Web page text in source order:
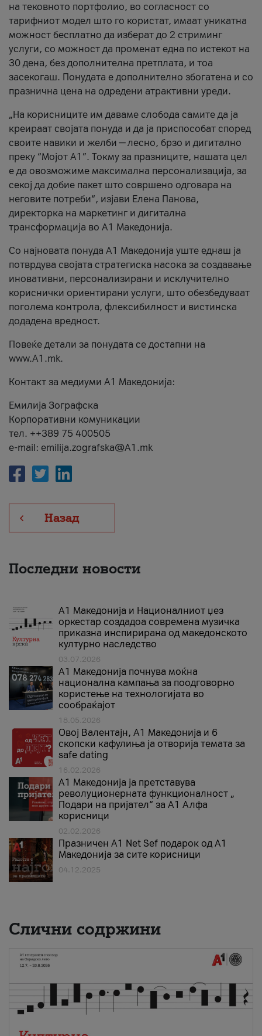
на тековното портфолио, во согласност со
тарифниот модел што го користат, имаат уникатна
можност бесплатно да изберат до 2 стриминг
услуги, со можност да променат една по истекот на
30 дена, без дополнителна претплата, и тоа
засекогаш. Понудата е дополнително збогатена и со
празнична цена на одредени атрактивни уреди.
„На корисниците им даваме слобода самите да ја
креираат својата понуда и да ја приспособат според
своите навики и желби — лесно, брзо и дигитално
преку “Мојот А1”. Токму за празниците, нашата цел
е да овозможиме максимална персонализација, за
секој да добие пакет што совршено одговара на
неговите потреби“, изјави Елена Панова,
директорка на маркетинг и дигитална
трансформација во А1 Македонија.
Со најновата понуда А1 Македонија уште еднаш ја
потврдува својата стратегиска насока за создавање
иновативни, персонализирани и исклучително
кориснички ориентирани услуги, што обезбедуваат
поголема контрола, флексибилност и вистинска
додадена вредност.
Повеќе детали за понудата се достапни на
www.А1.mk.
Контакт за медиуми А1 Македонија:
Емилија Зографска
Корпоративни комуникации
тел. ++389 75 400505
e-mail: emilija.zografska@A1.mk
Назад
Последни новости
А1 Македонија и Националниот џез
оркестар создадоа современа музичка
приказна инспирирана од македонското
културно наследство
03.07.2026
A1 Македонија почнува моќна
национална кампања за поодговорно
користење на технологијата во
сообраќајот
18.05.2026
Овој Валентајн, A1 Македонија и 6
скопски кафулиња ја отворија темата за
safe dating
16.02.2026
А1 Македонија ја претставува
револуционерната функционалност „
Подари на пријател“ за А1 Алфа
корисници
02.02.2026
Празничен A1 Net Sеf подарок од А1
Македонија за сите корисници
04.12.2025
Слични содржини